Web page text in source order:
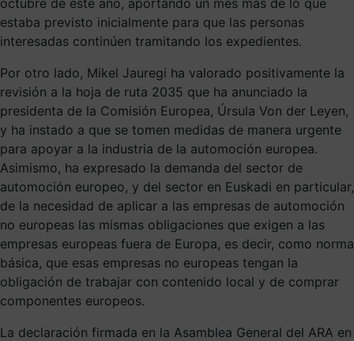
estaba previsto inicialmente para que las personas
interesadas continúen tramitando los expedientes.
Por otro lado, Mikel Jauregi ha valorado positivamente la
revisión a la hoja de ruta 2035 que ha anunciado la
presidenta de la Comisión Europea, Úrsula Von der Leyen,
y ha instado a que se tomen medidas de manera urgente
para apoyar a la industria de la automoción europea.
Asimismo, ha expresado la demanda del sector de
automoción europeo, y del sector en Euskadi en particular,
de la necesidad de aplicar a las empresas de automoción
no europeas las mismas obligaciones que exigen a las
empresas europeas fuera de Europa, es decir, como norma
básica, que esas empresas no europeas tengan la
obligación de trabajar con contenido local y de comprar
componentes europeos.
La declaración firmada en la Asamblea General del ARA en